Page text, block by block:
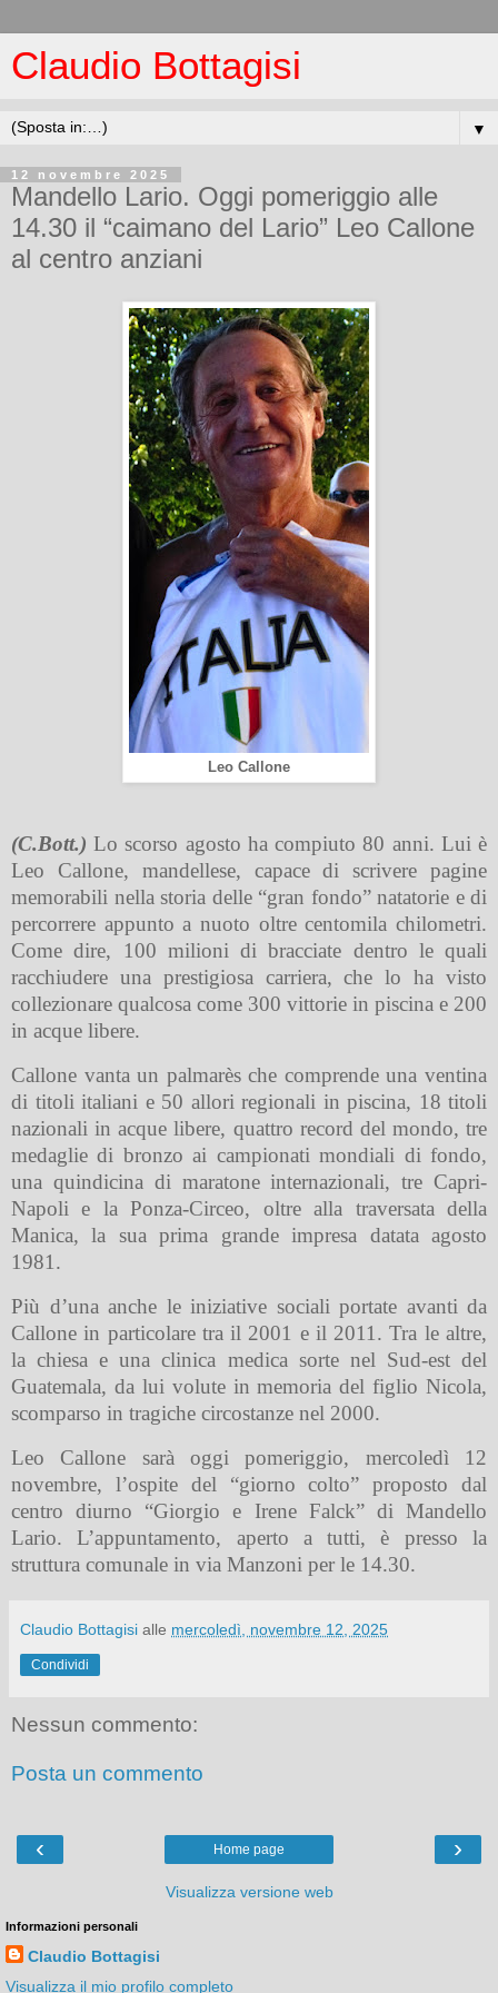
Claudio Bottagisi
▼
12 novembre 2025
Mandello Lario. Oggi pomeriggio alle
14.30 il “caimano del Lario” Leo Callone
al centro anziani
Leo Callone
(C.Bott.) Lo scorso agosto ha compiuto 80 anni. Lui è
Leo Callone, mandellese, capace di scrivere pagine
memorabili nella storia delle “gran fondo” natatorie e di
percorrere appunto a nuoto oltre centomila chilometri.
Come dire, 100 milioni di bracciate dentro le quali
racchiudere una prestigiosa carriera, che lo ha visto
collezionare qualcosa come 300 vittorie in piscina e 200
in acque libere.
Callone vanta un palmarès che comprende una ventina
di titoli italiani e 50 allori regionali in piscina, 18 titoli
nazionali in acque libere, quattro record del mondo, tre
medaglie di bronzo ai campionati mondiali di fondo,
una quindicina di maratone internazionali, tre Capri-
Napoli e la Ponza-Circeo, oltre alla traversata della
Manica, la sua prima grande impresa datata agosto
1981.
Più d’una anche le iniziative sociali portate avanti da
Callone in particolare tra il 2001 e il 2011. Tra le altre,
la chiesa e una clinica medica sorte nel Sud-est del
Guatemala, da lui volute in memoria del figlio Nicola,
scomparso in tragiche circostanze nel 2000.
Leo Callone sarà oggi pomeriggio, mercoledì 12
novembre, l’ospite del “giorno colto” proposto dal
centro diurno “Giorgio e Irene Falck” di Mandello
Lario. L’appuntamento, aperto a tutti, è presso la
struttura comunale in via Manzoni per le 14.30.
Claudio Bottagisi alle mercoledì, novembre 12, 2025
Condividi
Nessun commento:
Posta un commento
‹ ›
Home page
Visualizza versione web
Informazioni personali
Claudio Bottagisi
Visualizza il mio profilo completo